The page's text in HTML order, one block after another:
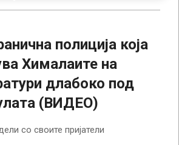
полиција која
Хималаите на
длабоко под
(ВИДЕО)
со своите пријатели